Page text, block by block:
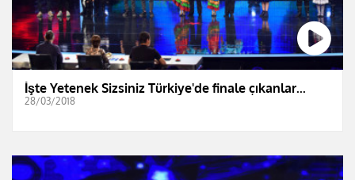
İşte Yetenek Sizsiniz Türkiye'de finale çıkanlar...
28/03/2018